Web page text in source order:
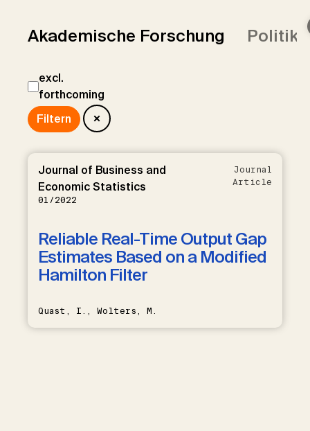
Akademische Forschung
excl.
forthcoming
Journal of Business and
Economic Statistics
01/2022
Journal
Article
Reliable Real-Time Output Gap
Estimates Based on a Modified
Hamilton Filter
Quast, I., Wolters, M.